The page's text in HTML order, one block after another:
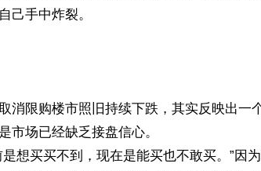
己手中炸裂。
消限购楼市照旧持续下跌，其实反映出一
市场已经缺乏接盘信心。
想买买不到，现在是能买也不敢买。”因